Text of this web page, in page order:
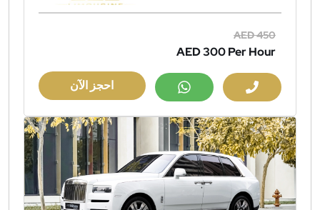
AED 450
AED 300Per Hour
احجز الآن